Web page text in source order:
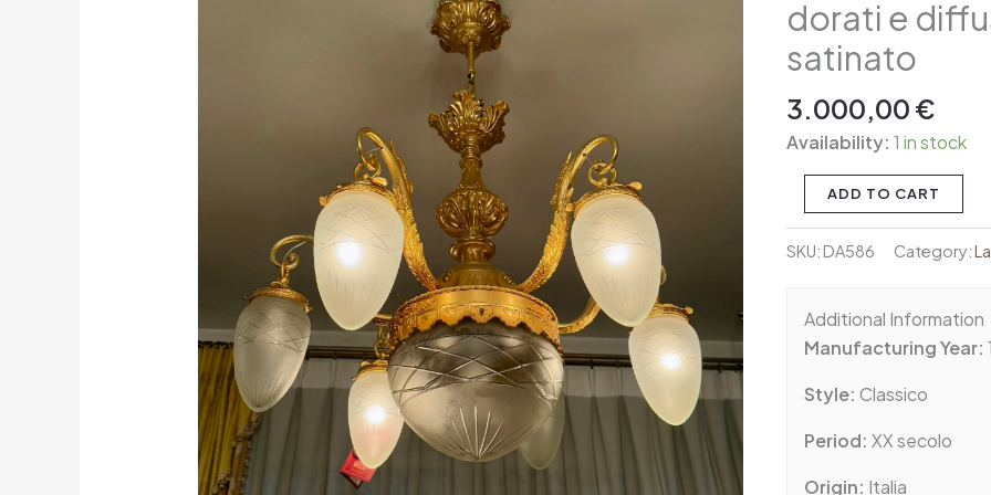
dorati e
satinato
3.000,00 €
Availability: 1 in stock
stile
Classico
con
dettagli
dorati
e
diffusori
vetro
ADD TO CART
SKU: DA586 Category:
Additional Information
Manufacturing Year:
Style: Classico
Period: XX secolo
Origin: Italia